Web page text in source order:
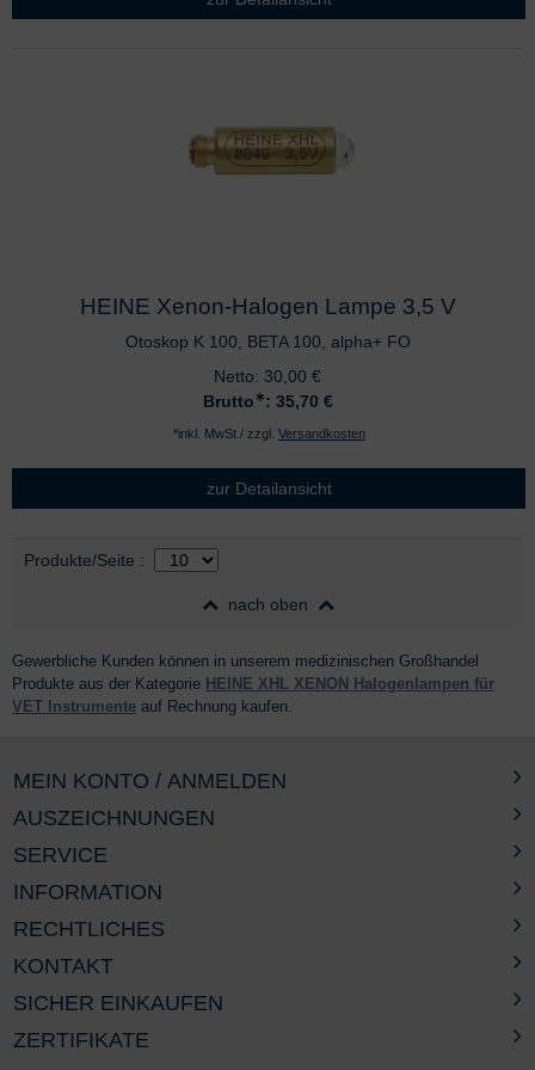
HEINE Xenon-Halogen Lampe 3,5 V
Otoskop K 100, BETA 100, alpha+ FO
Netto: 30,00 €
Brutto∗: 35,70 €
*inkl. MwSt./ zzgl. Versandkosten
zur Detailansicht
Auswahl
Produkte/Seite nach Produktliste
:
nach oben
Gewerbliche Kunden können in unserem medizinischen Großhandel
Produkte aus der Kategorie HEINE XHL XENON Halogenlampen für
VET Instrumente auf Rechnung kaufen.
AUSZEICHNUNGEN
SERVICE
INFORMATION
RECHTLICHES
MEIN KONTO / ANMELDEN
KONTAKT
SICHER EINKAUFEN
ZERTIFIKATE